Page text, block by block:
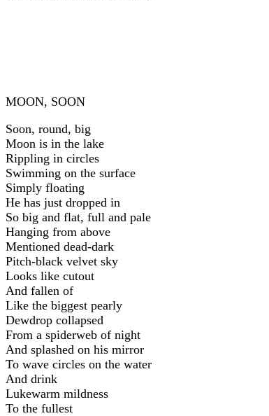
MOON, SOON
Soon, round, big
Moon is in the lake
Rippling in circles
Swimming on the surface
Simply floating
He has just dropped in
So big and flat, full and pale
Hanging from above
Mentioned dead-dark
Pitch-black velvet sky
Looks like cutout
And fallen of
Like the biggest pearly
Dewdrop collapsed
From a spiderweb of night
And splashed on his mirror
To wave circles on the water
And drink
Lukewarm mildness
To the fullest